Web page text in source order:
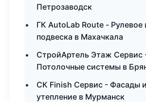
Петрозаводск
ГК AutoLab Route - Рулевое
подвеска в Махачкала
СтройАртель Этаж Сервис
Потолочные системы в
СК Finish Сервис - Фасады и
утепление в Мурманск